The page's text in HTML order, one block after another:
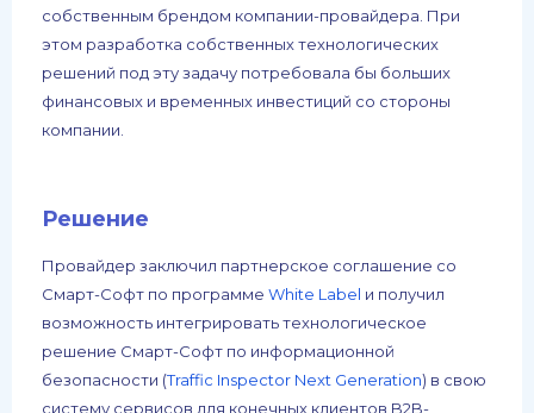
собственным брендом компании-провайдера. При
этом разработка собственных технологических
решений под эту задачу потребовала бы больших
финансовых и временных инвестиций со стороны
компании.
Решение
Провайдер заключил партнерское соглашение со
Смарт-Софт по программе White Label и получил
возможность интегрировать технологическое
решение Смарт-Софт по информационной
безопасности (Traffic Inspector Next Generation) в свою
систему сервисов для конечных клиентов B2B-